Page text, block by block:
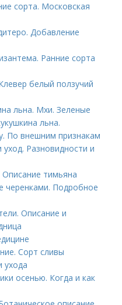
сорта. Московская
Добавление
Ранние сорта
белый ползучий
льна. Мхи. Зеленые
льна.
По внешним признакам
Разновидности и
Описание тимьяна
черенками. Подробное
Описание и
Сорт сливы
ухода
осенью. Когда и как